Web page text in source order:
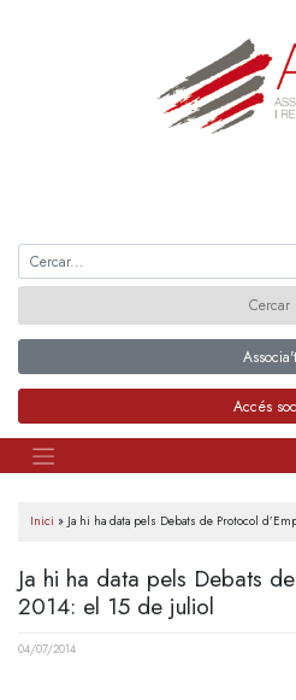
Associa't
Accés
Inici » Ja hi ha data pels Debats de Protocol
Ja hi ha data pels Debats
2014: el 15 de juliol
04/07/2014